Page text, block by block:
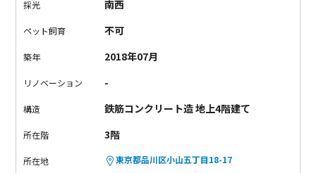
採光 南西
ペット飼育 不可
築年 2018年07月
リノベーション -
構造 鉄筋コンクリート造 地上4階建て
所在階 3階
所在地 東京都品川区小山五丁目18-17